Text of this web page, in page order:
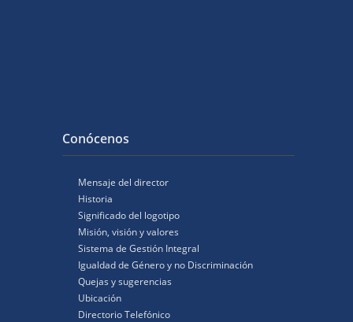
Conócenos
Mensaje del director
Historia
Significado del logotipo
Misión, visión y valores
Sistema de Gestión Integral
Igualdad de Género y no Discriminación
Quejas y sugerencias
Ubicación
Directorio Telefónico